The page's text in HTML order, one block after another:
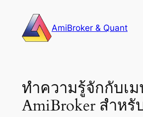
content
AmiBroker & Quant
ทำความรู้จักกับเ
AmiBroker สำหรั